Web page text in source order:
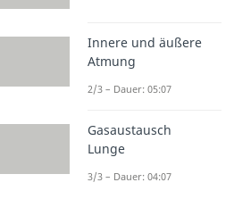
Innere und äußere
Atmung
2/3 – Dauer: 05:07
Gasaustausch
Lunge
3/3 – Dauer: 04:07